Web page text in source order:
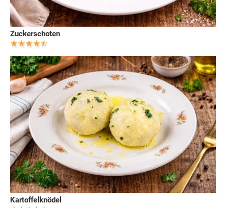
Zuckerschoten
Kartoffelknödel